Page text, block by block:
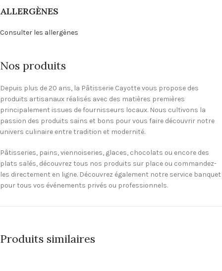
ALLERGÈNES
Consulter les allergènes
Nos produits
Depuis plus de 20 ans, la Pâtisserie Cayotte vous propose des
produits artisanaux réalisés avec des matières premières
principalement issues de fournisseurs locaux. Nous cultivons la
passion des produits sains et bons pour vous faire découvrir notre
univers culinaire entre tradition et modernité.
Pâtisseries, pains, viennoiseries, glaces, chocolats ou encore des
plats salés, découvrez tous nos produits sur place ou commandez-
les directement en ligne. Découvrez également notre service banquet
pour tous vos événements privés ou professionnels.
Produits similaires